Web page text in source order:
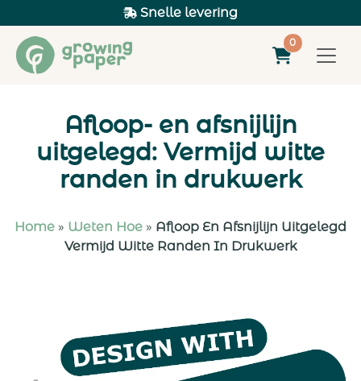
Snelle levering
0
Afloop- en afsnijlijn
uitgelegd: Vermijd witte
randen in drukwerk
Home » Weten Hoe » Afloop En Afsnijlijn Uitgelegd
Vermijd Witte Randen In Drukwerk